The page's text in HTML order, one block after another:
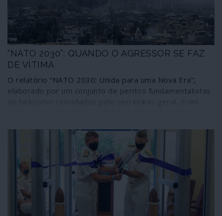
“NATO 2030”: QUANDO O AGRESSOR SE FAZ
DE VÍTIMA
O relatório “NATO 2030: Unida para uma Nova Era”,
elaborado por um conjunto de peritos fundamentalistas
meios nucleares – surgem apresentados como
necessidades de defesa colectiva de uma entidade que
se diz cercada por todos os lados. Segundo este
cenário, a Rússia respondeu “com agressão” à “mão
estendida” que a NATO lhe apresentou; e as actividades
económicas e as tecnologias da China são “ameaças à
segurança” dos aliados. Assim sendo, que venham mais
mísseis e bombas nucleares para a Europa.